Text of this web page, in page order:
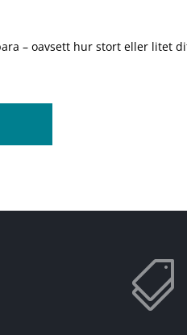
– oavsett hur stort eller litet
